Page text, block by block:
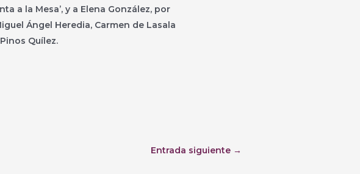
a la Mesa’, y a Elena González, por
Ángel Heredia, Carmen de Lasala
Quílez.
Entrada siguiente →